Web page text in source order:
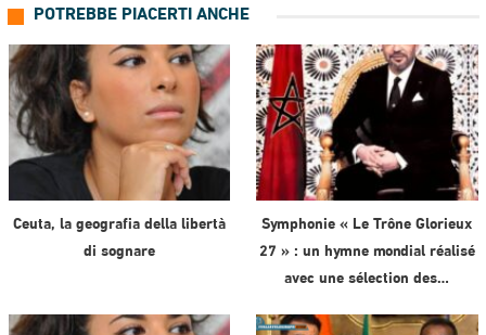
POTREBBE PIACERTI ANCHE
Ceuta, la geografia della libertà
di sognare
Symphonie « Le Trône Glorieux
27 » : un hymne mondial réalisé
avec une sélection des…